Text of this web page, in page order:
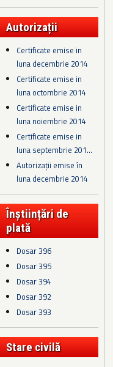
Autorizații
Certificate emise in
luna decembrie 2014
Certificate emise in
luna octombrie 2014
Certificate emise in
luna noiembrie 2014
Certificate emise in
luna septembrie 201...
Autorizații emise în
luna decembrie 2014
Înștiințări de
plată
Dosar 396
Dosar 395
Dosar 394
Dosar 392
Dosar 393
Stare civilă